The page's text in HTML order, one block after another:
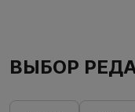
ВЫБОР